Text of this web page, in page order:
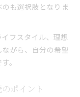
も選択肢となりま
フスタイル、理想
がら、自分の希望
。
ポイント